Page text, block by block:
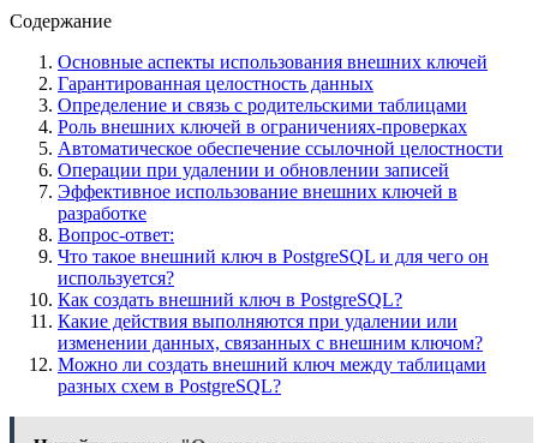
Содержание
Основные аспекты использования внешних ключей
Гарантированная целостность данных
Определение и связь с родительскими таблицами
Роль внешних ключей в ограничениях-проверках
Автоматическое обеспечение ссылочной целостности
Операции при удалении и обновлении записей
Эффективное использование внешних ключей в
разработке
Вопрос-ответ:
Что такое внешний ключ в PostgreSQL и для чего он
используется?
Как создать внешний ключ в PostgreSQL?
Какие действия выполняются при удалении или
изменении данных, связанных с внешним ключом?
Можно ли создать внешний ключ между таблицами
разных схем в PostgreSQL?